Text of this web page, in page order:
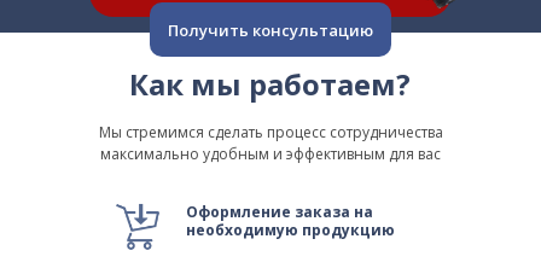
Получить консультацию
Как мы работаем?
Мы стремимся сделать процесс сотрудничества
максимально удобным и эффективным для вас
Оформление заказа на
необходимую продукцию